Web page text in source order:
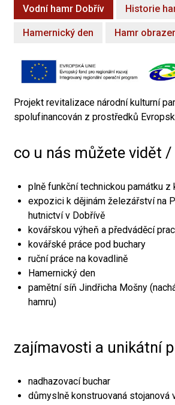
Vodní hamr Dobřív Historie
Hamernický den Hamr
Projekt revitalizace národní kulturní
spolufinancován z prostředků
co u nás můžete vidět
plně funkční technickou památku
expozici k dějinám železářství na
hutnictví v Dobřívě
kovářskou výheň a předváděcí
kovářské práce pod buchary
ruční práce na kovadlině
Hamernický den
pamětní síň Jindřicha Mošny
hamru)
zajímavosti a unikátní
nadhazovací buchar
důmyslně konstruovaná stojanová